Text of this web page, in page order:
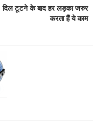
दिल टूटने के बाद हर लड़का जरुर
करता हैं ये काम